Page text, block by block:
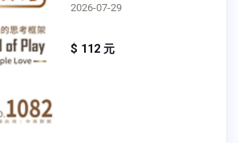
2026-07-29
$ 112 元